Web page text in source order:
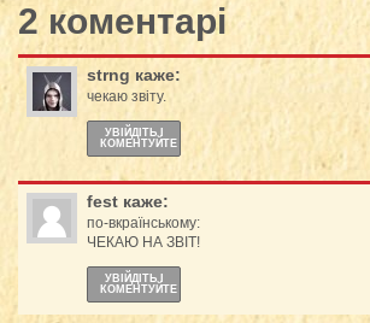
2 коментарі
strng каже:
чекаю звіту.
УВІЙДІТЬ І
КОМЕНТУЙТЕ
fest каже:
по-вкраїнському:
ЧЕКАЮ НА ЗВІТ!
УВІЙДІТЬ І
КОМЕНТУЙТЕ